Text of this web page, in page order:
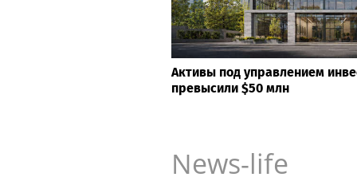
Активы под управлением
превысили $50 млн
News-life